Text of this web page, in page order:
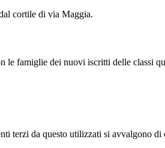
cortile di via Maggia.
le famiglie dei nuovi iscritti delle classi
terzi da questo utilizzati si avvalgono